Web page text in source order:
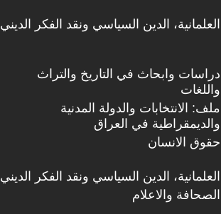
العلمانية، الدين السياسي ونقد الفكر الديني
دراسات وابحاث في التاريخ والتراث
واللغات
ملف: الانتخابات والدولة المدنية
والديمقراطية في العراق
حقوق الانسان
العلمانية، الدين السياسي ونقد الفكر الديني
الصحافة والاعلام